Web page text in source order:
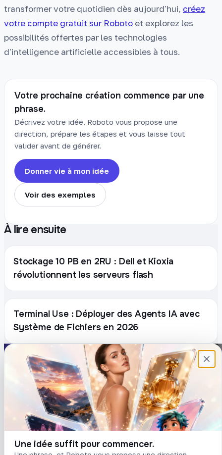
transformer votre quotidien dès aujourd'hui, créez
votre compte gratuit sur Roboto et explorez les
possibilités offertes par les technologies
d'intelligence artificielle accessibles à tous.
Votre prochaine création commence par une
phrase.
Décrivez votre idée. Roboto vous propose une
direction, prépare les étapes et vous laisse tout
valider avant de générer.
Donner vie à mon idée
Voir des exemples
À lire ensuite
Stockage 10 PB en 2RU : Dell et Kioxia
révolutionnent les serveurs flash
Terminal Use : Déployer des Agents IA avec
Système de Fichiers en 2026
Une idée suffit pour commencer.
Plateforme française de création de
contenu avec l’IA. Demandez, Roboto crée.
DÉCOUVRIR
Prompts
Blog
Tarifs
COMPTE
Connexion
Créer un compte
Mot de passe oublié